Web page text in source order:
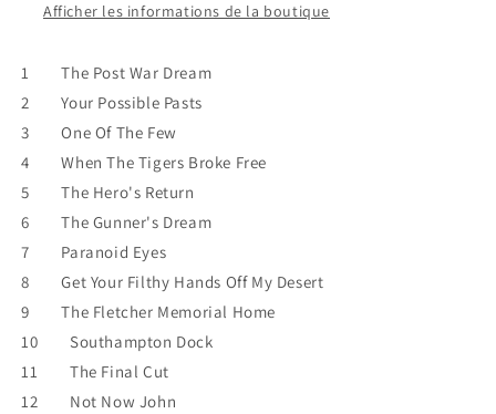
Afficher les informations de la boutique
1 The Post War Dream
2 Your Possible Pasts
3 One Of The Few
4 When The Tigers Broke Free
5 The Hero's Return
6 The Gunner's Dream
7 Paranoid Eyes
8 Get Your Filthy Hands Off My Desert
9 The Fletcher Memorial Home
10 Southampton Dock
11 The Final Cut
12 Not Now John